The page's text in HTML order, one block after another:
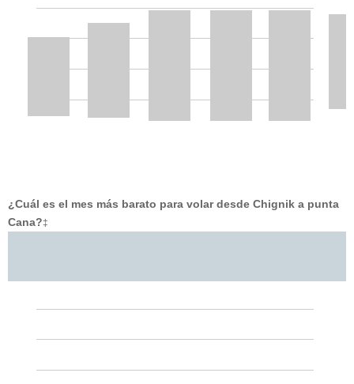
¿Cuál es el mes más barato para volar desde Chignik a punta
Cana?‡